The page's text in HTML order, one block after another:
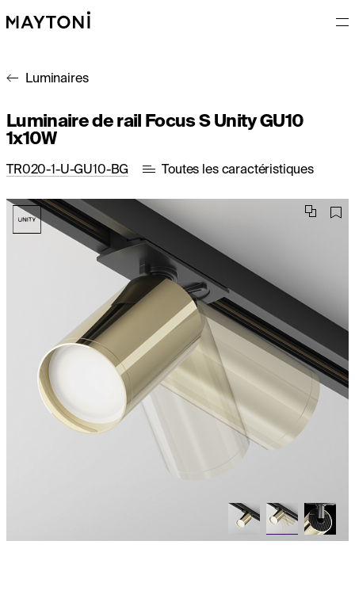
Luminaires
Luminaire de rail Focus S Unity GU10
1x10W
TR020-1-U-GU10-BG Toutes les caractéristiques